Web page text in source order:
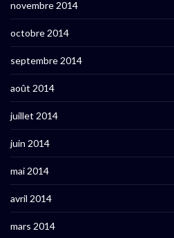
novembre 2014
octobre 2014
septembre 2014
août 2014
juillet 2014
juin 2014
mai 2014
avril 2014
mars 2014